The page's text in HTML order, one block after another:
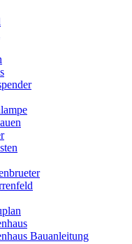
Bauanleitung